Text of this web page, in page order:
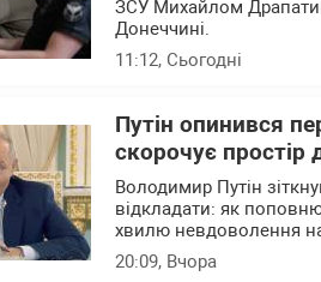
ЗСУ Михайлом
Донеччині.
11:12, Сьогодні
Путін опинився
скорочує простір
Володимир Путін
відкладати: як
хвилю невдоволення
20:09, Вчора